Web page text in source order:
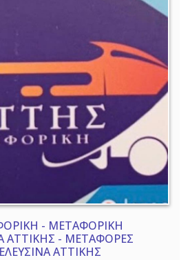
- ΜΕΤΑΦΟΡΙΚΗ
ΑΤΤΙΚΗΣ - ΜΕΤΑΦΟΡΕΣ
ΑΤΤΙΚΗΣ